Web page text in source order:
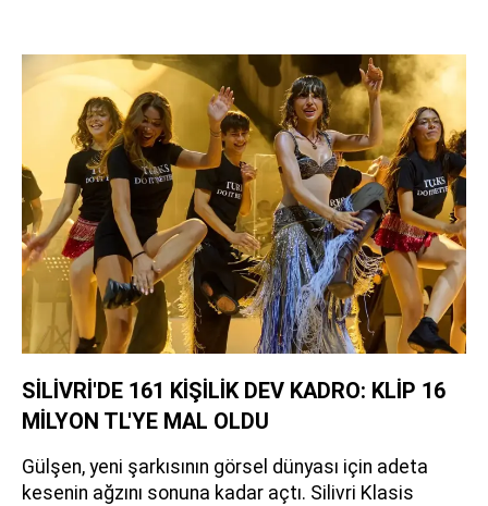
SİLİVRİ'DE 161 KİŞİLİK DEV KADRO: KLİP 16
MİLYON TL'YE MAL OLDU
Gülşen, yeni şarkısının görsel dünyası için adeta
kesenin ağzını sonuna kadar açtı. Silivri Klasis